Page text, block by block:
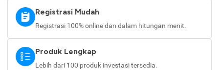
Registrasi Mudah
Registrasi 100% online dan dalam hitungan menit.
Produk Lengkap
Lebih dari 100 produk investasi tersedia.